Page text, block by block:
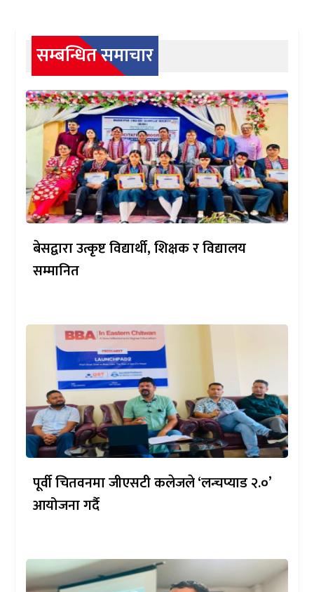
सम्बन्धित समाचार
बेसद्वारा उत्कृष्ट विद्यार्थी, शिक्षक र विद्यालय
सम्मानित
पूर्वी चितवनमा जीएसटी कलेजले ‘लन्चप्याड २.०’
आयोजना गर्दै